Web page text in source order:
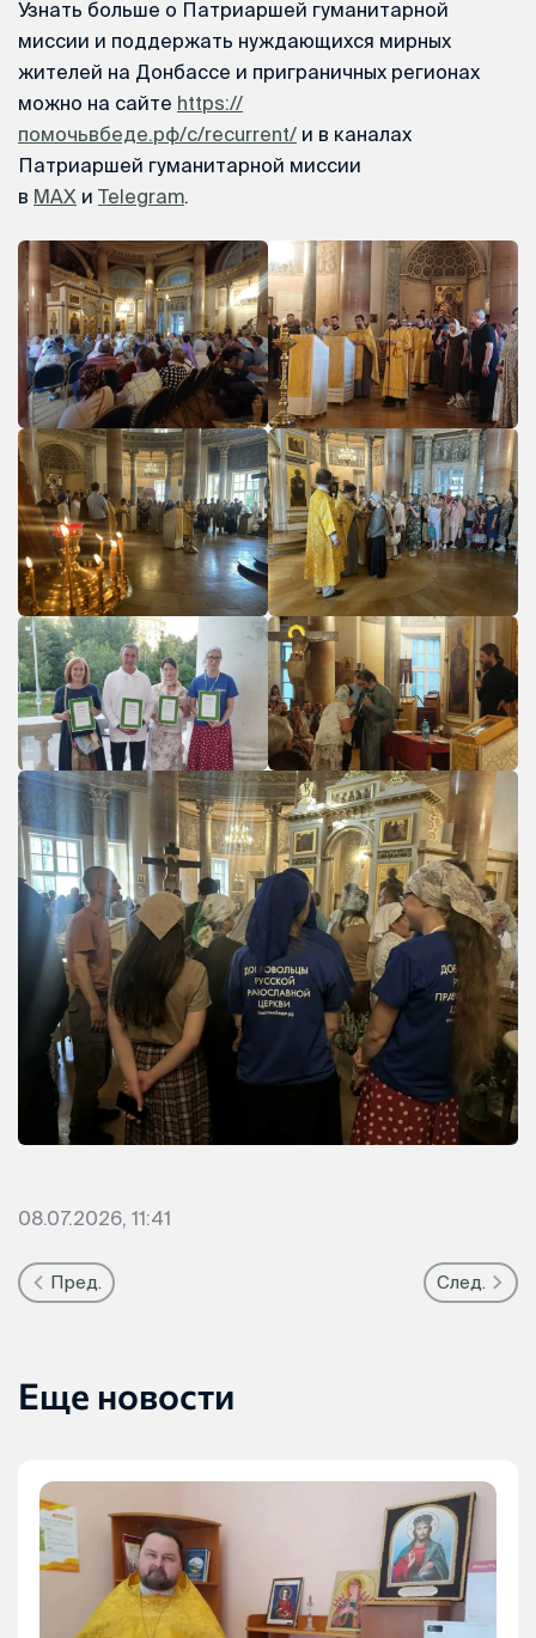
Узнать больше о Патриаршей гуманитарной
миссии и поддержать нуждающихся мирных
жителей на Донбассе и приграничных регионах
можно на сайте https://
помочьвбеде.рф/c/recurrent/ и в каналах
Патриаршей гуманитарной миссии
в MAX и Telegram.
08.07.2026, 11:41
Пред. След.
Еще новости